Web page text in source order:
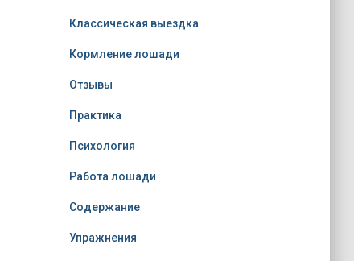
Классическая выездка
Кормление лошади
Отзывы
Практика
Психология
Работа лошади
Содержание
Упражнения